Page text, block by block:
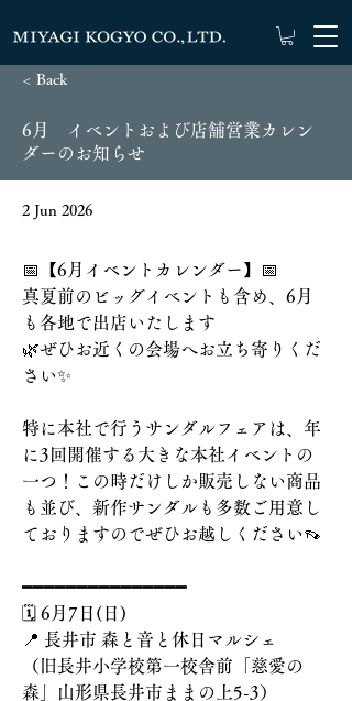
< Back
6月 イベントおよび店舗営業カレン
ダーのお知らせ
2 Jun 2026
📅【6月イベントカレンダー】📅
真夏前のビッグイベントも含め、6月
も各地で出店いたします
🌿ぜひお近くの会場へお立ち寄りくだ
さい✨
特に本社で行うサンダルフェアは、年
に3回開催する大きな本社イベントの
一つ！この時だけしか販売しない商品
も並び、新作サンダルも多数ご用意し
ておりますのでぜひお越しください👡
━━━━━━━━━━━━━━━
🗓️ 6月7日(日)
📍 長井市 森と音と休日マルシェ
（旧長井小学校第一校舎前「慈愛の
森」山形県長井市ままの上5-3）